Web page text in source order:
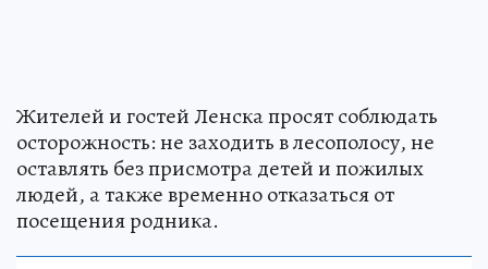
Жителей и гостей Ленска просят соблюдать
осторожность: не заходить в лесополосу, не
оставлять без присмотра детей и пожилых
людей, а также временно отказаться от
посещения родника.